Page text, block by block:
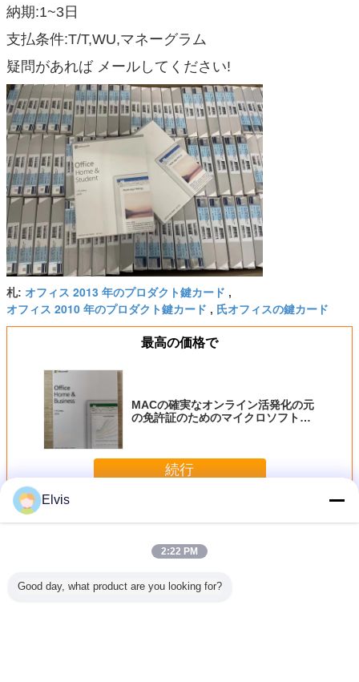
納期:1~3日
支払条件:T/T,WU,マネーグラム
疑問があれば メールしてください!
札: オフィス 2013 年のプロダクト鍵カード ,
オフィス 2010 年のプロダクト鍵カード , 氏オフィスの鍵カード
最高の価格で
MACの確実なオンライン活発化の元
の免許証のためのマイクロソフト・
続行
多くMicrosoft Office プロダクト キー
Elvis
2:22 PM
Good day, what product are you looking for?